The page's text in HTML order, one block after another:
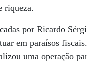
riqueza.
por Ricardo
em paraísos
uma operação